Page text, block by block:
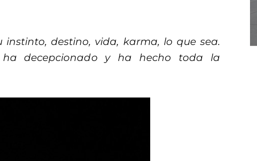
destino, vida, karma, lo que sea.
ha decepcionado y ha hecho toda la